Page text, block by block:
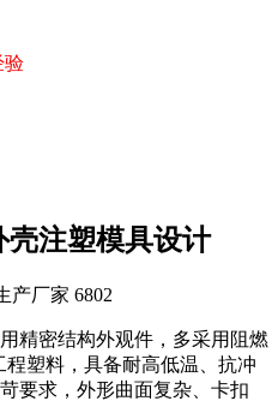
验
壳注塑模具设计
产厂家 6802
精密结构外观件，多采用阻燃
程塑料，具备耐高低温、抗冲
要求，外形曲面复杂、卡扣